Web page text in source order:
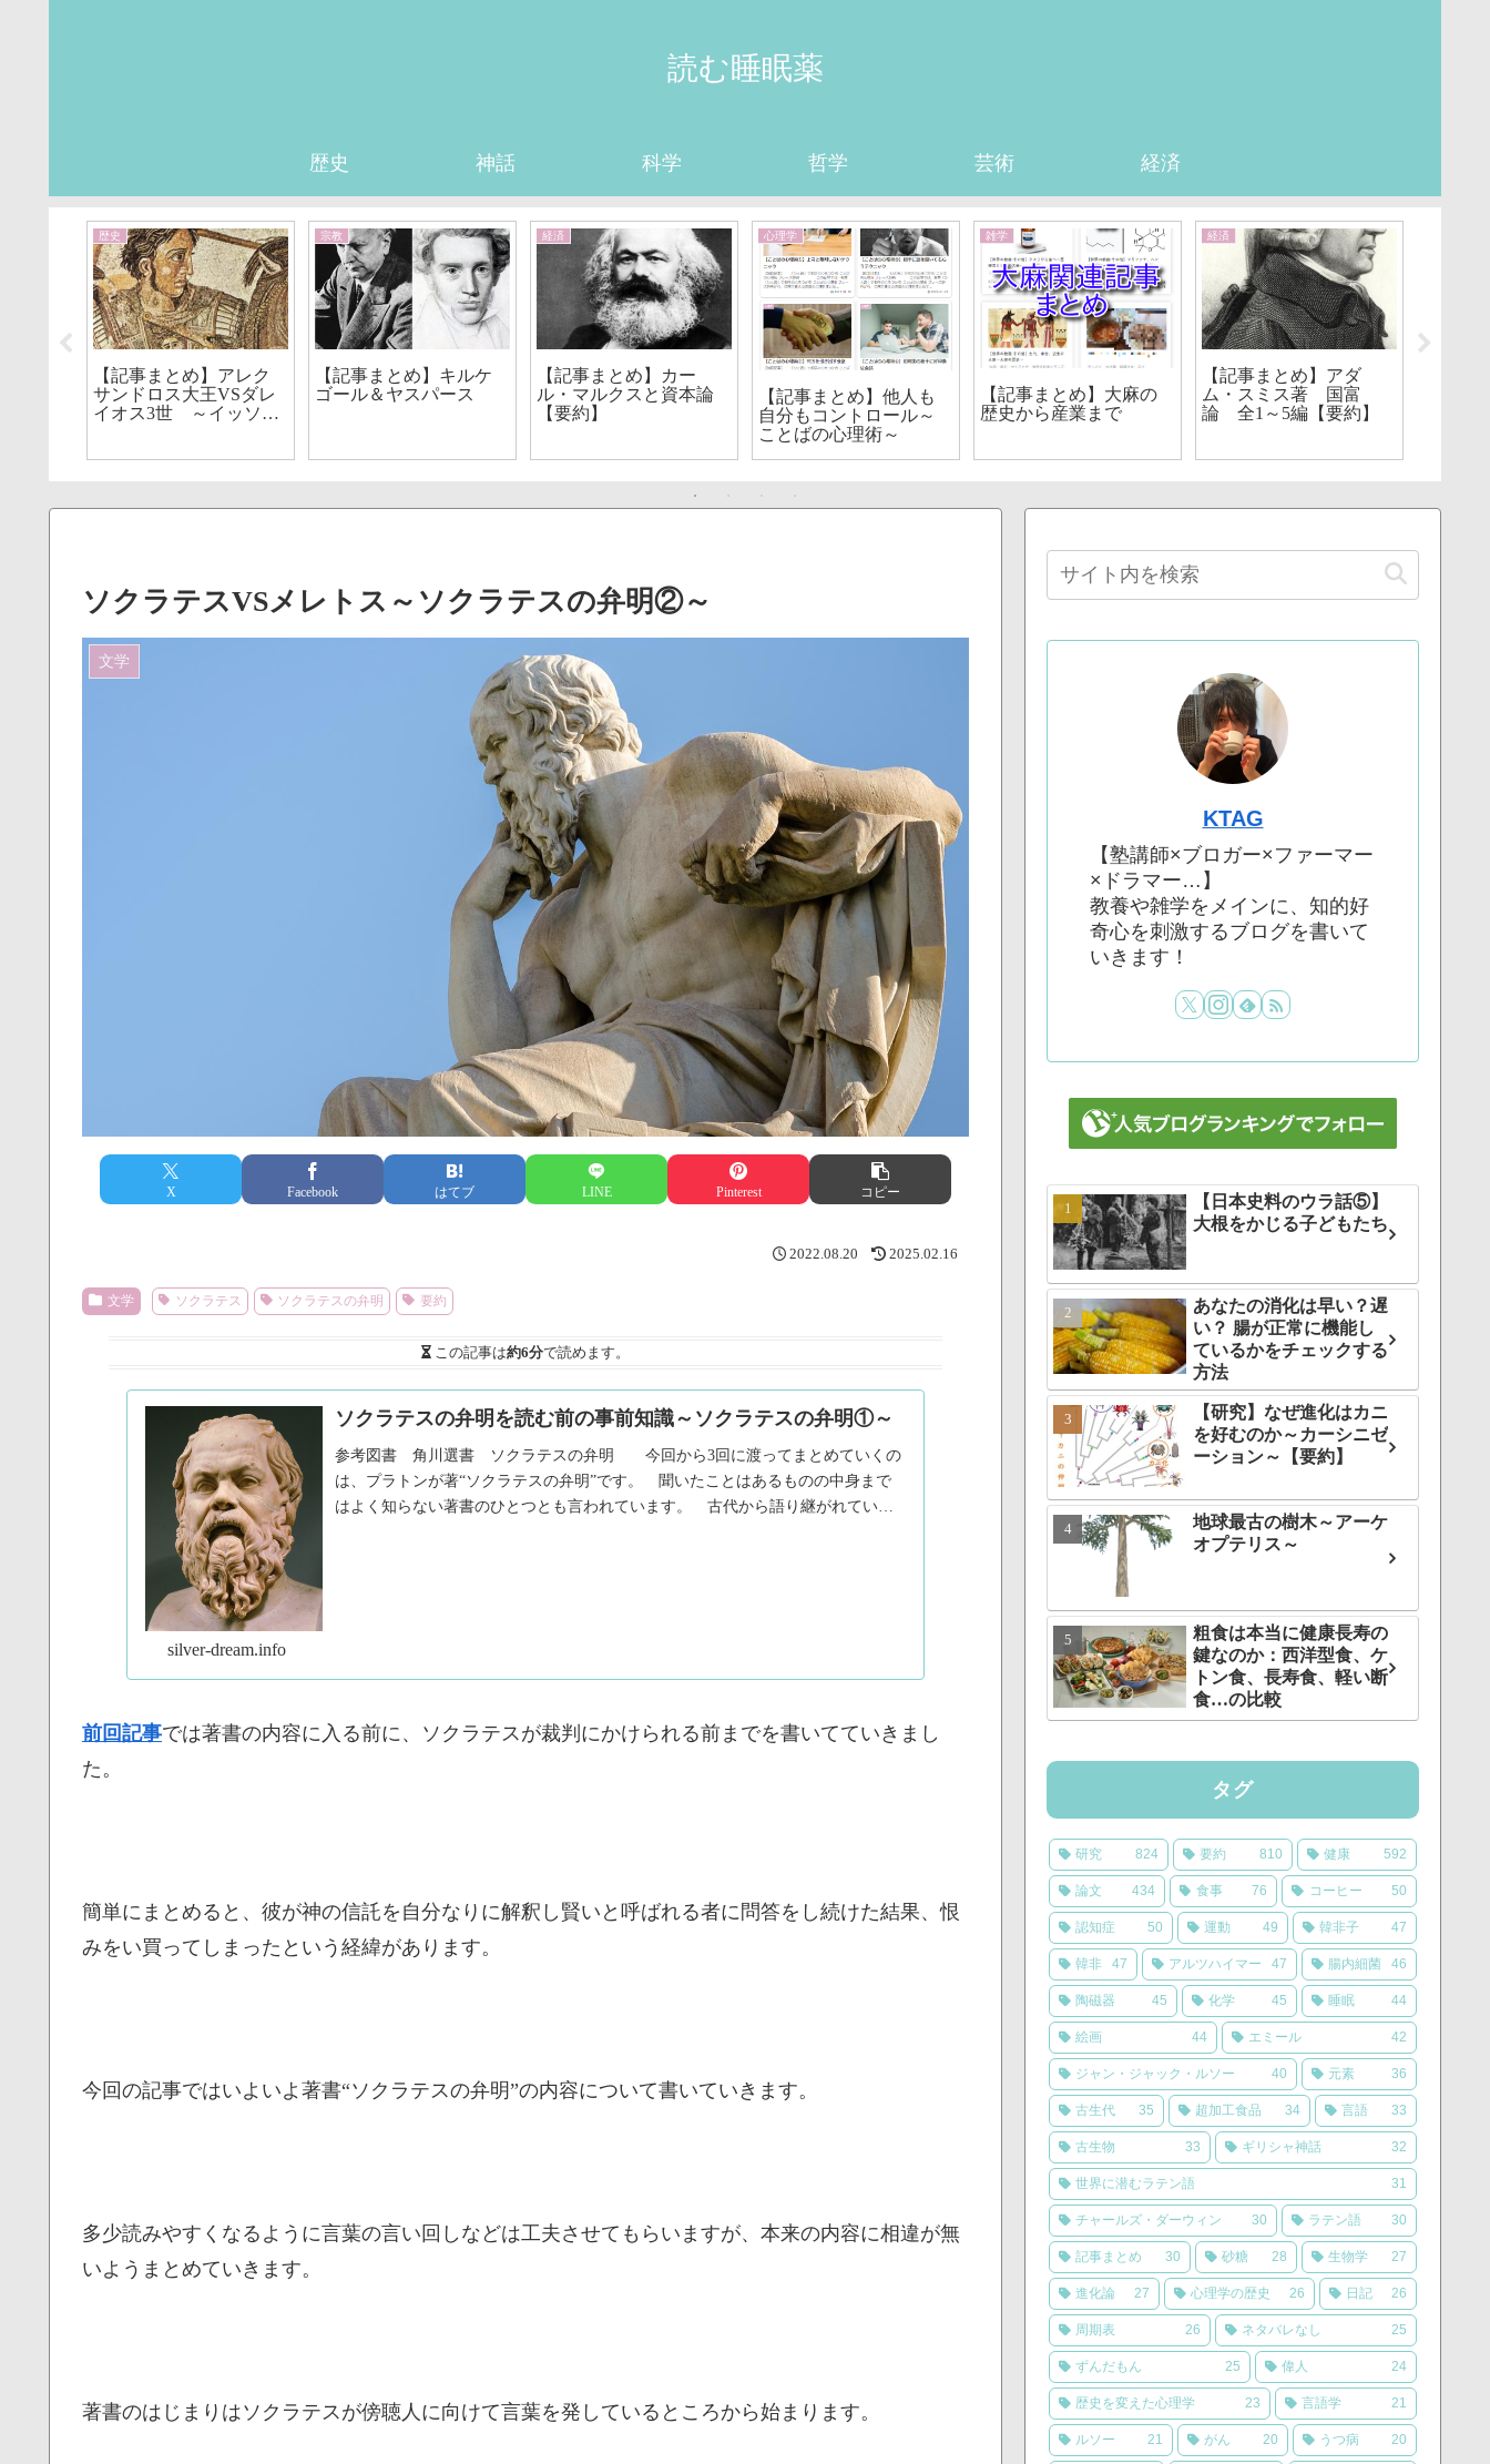
読む睡眠薬
歴史 神話 科学 哲学 芸術 経済
歴史
【記事まとめ】アレク
サンドロス大王VSダレ
イオス3世 ～イッソス
宗教
【記事まとめ】キルケ
ゴール＆ヤスパース
経済
【記事まとめ】カー
ル・マルクスと資本論
【要約】
心理学
【記事まとめ】他人も
自分もコントロール～
ことばの心理術～
雑学
【記事まとめ】大麻の
歴史から産業まで
経済
【記事まとめ】アダ
ム・スミス著 国富
論 全1～5編【要約】
ソクラテスVSメレトス～ソクラテスの弁明②～
文学
X Facebook はてブ LINE Pinterest コピー
2022.08.20 2025.02.16
文学 ソクラテス ソクラテスの弁明 要約
この記事は約6分で読めます。
ソクラテスの弁明を読む前の事前知識～ソクラテスの弁明①～
参考図書 角川選書 ソクラテスの弁明 今回から3回に渡ってまとめていくの
は、プラトンが著“ソクラテスの弁明”です。 聞いたことはあるものの中身まで
はよく知らない著書のひとつとも言われています。 古代から語り継がれている
silver-dream.info
前回記事では著書の内容に入る前に、ソクラテスが裁判にかけられる前までを書いてていきまし
た。
簡単にまとめると、彼が神の信託を自分なりに解釈し賢いと呼ばれる者に問答をし続けた結果、恨
みをい買ってしまったという経緯があります。
今回の記事ではいよいよ著書“ソクラテスの弁明”の内容について書いていきます。
多少読みやすくなるように言葉の言い回しなどは工夫させてもらいますが、本来の内容に相違が無
いようまとめていきます。
著書のはじまりはソクラテスが傍聴人に向けて言葉を発しているところから始まります。
KTAG
【塾講師×ブロガー×ファーマー
×ドラマー…】
教養や雑学をメインに、知的好
奇心を刺激するブログを書いて
いきます！
【日本史料のウラ話⑤】
大根をかじる子どもたち
あなたの消化は早い？遅
い？ 腸が正常に機能し
ているかをチェックする
方法
【研究】なぜ進化はカニ
を好むのか～カーシニゼ
ーション～【要約】
地球最古の樹木～アーケ
オプテリス～
粗食は本当に健康長寿の
鍵なのか：西洋型食、ケ
トン食、長寿食、軽い断
食…の比較
タグ
研究 824 要約 810 健康 592
論文 434 食事 76 コーヒー 50
認知症 50 運動 49 韓非子 47
韓非 47 アルツハイマー 47 腸内細菌 46
陶磁器 45 化学 45 睡眠 44
絵画 44 エミール 42
ジャン・ジャック・ルソー 40 元素 36
古生代 35 超加工食品 34 言語 33
古生物 33 ギリシャ神話 32
世界に潜むラテン語 31
チャールズ・ダーウィン 30 ラテン語 30
記事まとめ 30 砂糖 28 生物学 27
進化論 27 心理学の歴史 26 日記 26
周期表 26 ネタバレなし 25
ずんだもん 25 偉人 24
歴史を変えた心理学 23 言語学 21
ルソー 21 がん 20 うつ病 20